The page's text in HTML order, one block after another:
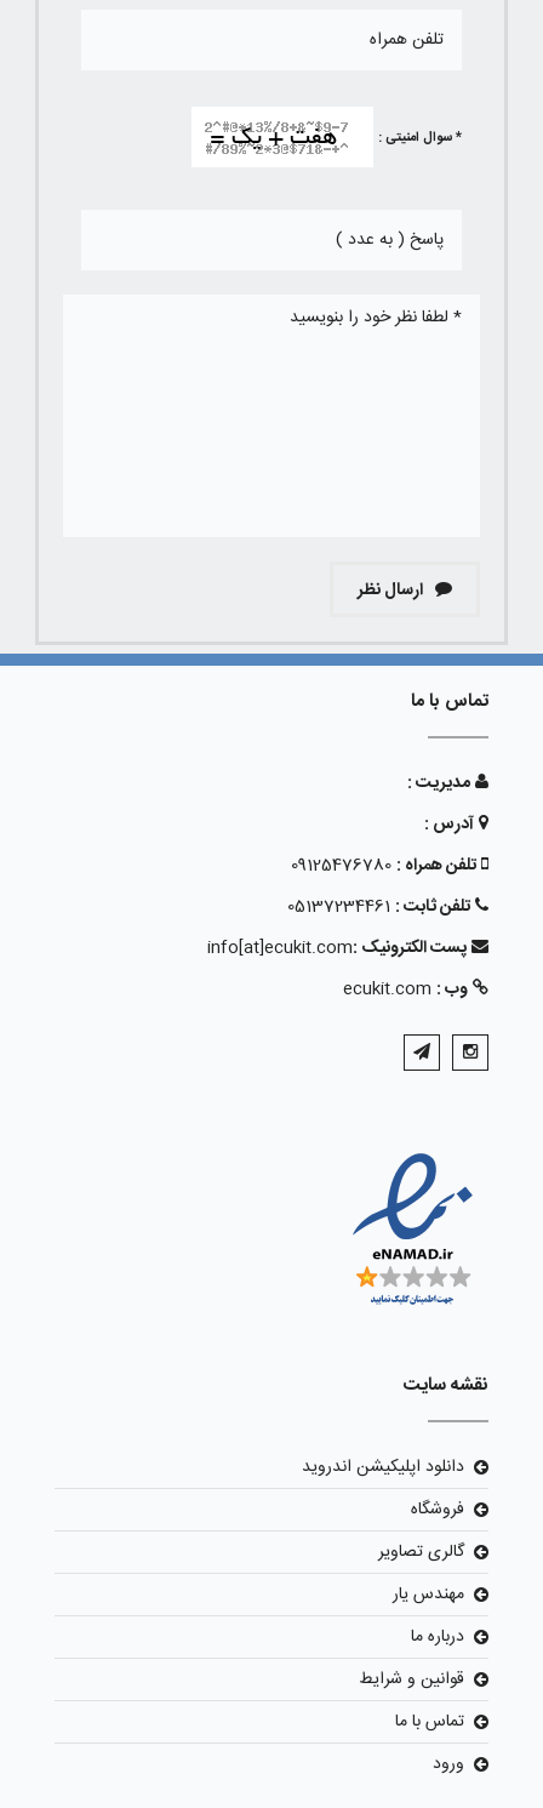
* سوال امنیتی :
ارسال نظر
تماس با ما
مدیریت :
آدرس :
تلفن همراه : 09125476780
تلفن ثابت : 05137234461
پست الکترونیک :info[at]ecukit.com
وب : ecukit.com
نقشه سایت
دانلود اپلیکیشن اندروید
فروشگاه
گالری تصاویر
مهندس یار
درباره ما
قوانین و شرایط
تماس با ما
ورود